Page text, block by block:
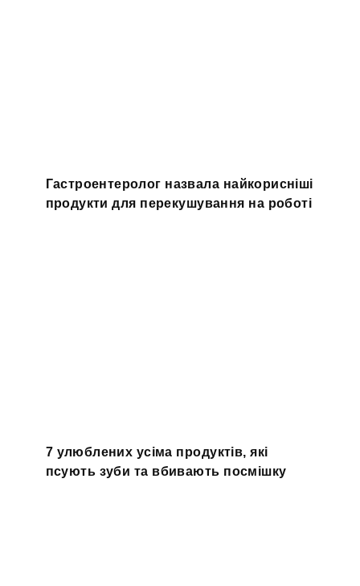
Гастроентеролог назвала найкорисніші
продукти для перекушування на роботі
7 улюблених усіма продуктів, які
псують зуби та вбивають посмішку